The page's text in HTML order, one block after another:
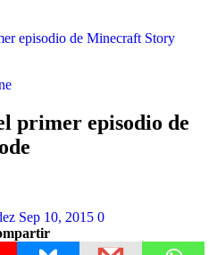
episodio de Minecraft Story
primer episodio de
Sep 10, 2015 0